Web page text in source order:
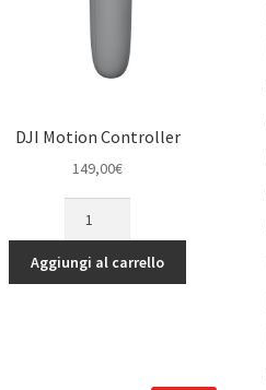
DJI Motion Controller
149,00€
Controller
quantità
Aggiungi al carrello